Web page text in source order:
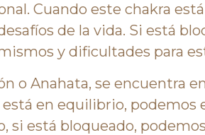
Cuando este chakra
de la vida. Si está
y dificultades para
o Anahata, se encuentra
está en equilibrio,
si está bloqueado,